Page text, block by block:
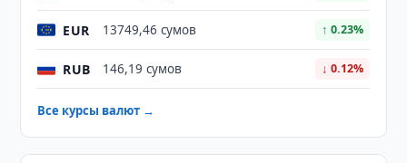
EUR 13749,46 сумов ↑ 0.23%
RUB 146,19 сумов ↓ 0.12%
Все курсы валют →